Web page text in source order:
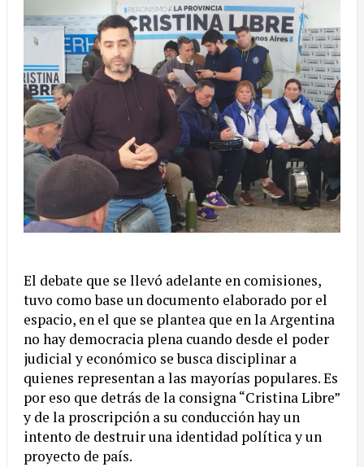
El debate que se llevó adelante en comisiones,
tuvo como base un documento elaborado por el
espacio, en el que se plantea que en la Argentina
no hay democracia plena cuando desde el poder
judicial y económico se busca disciplinar a
quienes representan a las mayorías populares. Es
por eso que detrás de la consigna “Cristina Libre”
y de la proscripción a su conducción hay un
intento de destruir una identidad política y un
proyecto de país.